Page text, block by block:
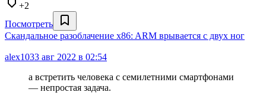
+2
Посмотреть
Скандальное разоблачение x86: ARM врывается с двух ног
alex1033 авг 2022 в 02:54
а встретить человека с семилетними смартфонами
— непростая задача.